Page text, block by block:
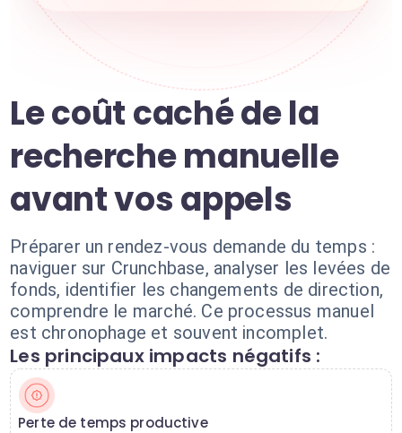
Le coût caché de la
recherche manuelle
avant vos appels
Préparer un rendez-vous demande du temps :
naviguer sur Crunchbase, analyser les levées de
fonds, identifier les changements de direction,
comprendre le marché. Ce processus manuel
est chronophage et souvent incomplet.
Les principaux impacts négatifs :
Perte de temps productive